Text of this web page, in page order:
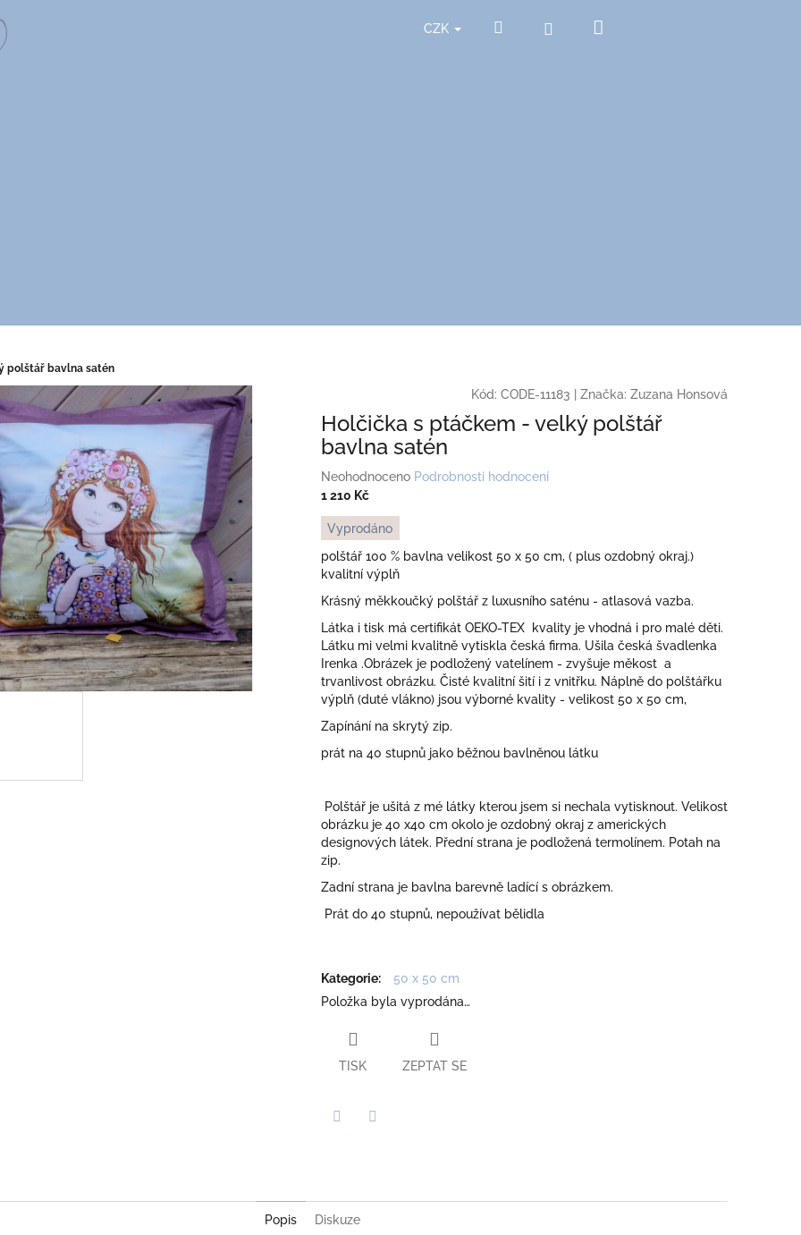
CZK Hledat Přihlášení
polštář bavlna satén
Kód: CODE-11183 Značka: Zuzana Honsová
Holčička s ptáčkem - velký polštář
bavlna satén
Průměrné
hodnocení
je
0,0
z
5
hvězdiček.
Neohodnoceno Podrobnosti hodnocení
1 210 Kč
Měrná
cena:
Vyprodáno
polštář 100 % bavlna velikost 50 x 50 cm, ( plus ozdobný okraj.)
kvalitní výplň
Krásný měkkoučký polštář z luxusního saténu - atlasová vazba.
Látka i tisk má certifikát OEKO-TEX kvality je vhodná i pro malé děti.
Látku mi velmi kvalitně vytiskla česká firma. Ušila česká švadlenka
Irenka .Obrázek je podložený vatelínem - zvyšuje měkost a
trvanlivost obrázku. Čisté kvalitní šití i z vnitřku. Náplně do polštářku
výplň (duté vlákno) jsou výborné kvality - velikost 50 x 50 cm,
Zapínání na skrytý zip.
prát na 40 stupnů jako běžnou bavlněnou látku
Polštář je ušitá z mé látky kterou jsem si nechala vytisknout. Velikost
obrázku je 40 x40 cm okolo je ozdobný okraj z amerických
designových látek. Přední strana je podložená termolínem. Potah na
zip.
Zadní strana je bavlna barevně ladící s obrázkem.
Prát do 40 stupnů, nepoužívat bělidla
Kategorie:
50 x 50 cm
Položka byla vyprodána…
TISK ZEPTAT SE
Popis Diskuze